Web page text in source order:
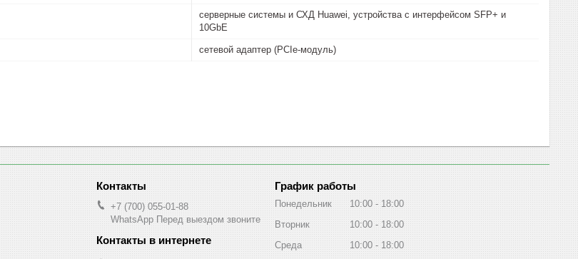
серверные системы и СХД Huawei, устройства с интерфейсом SFP+ и
10GbE
сетевой адаптер (PCIe-модуль)
+7 (700) 055-01-88
WhatsApp Перед выездом звоните
График работы
Понедельник 10:00
18:00
Вторник
10:00
18:00
Среда
10:00
18:00